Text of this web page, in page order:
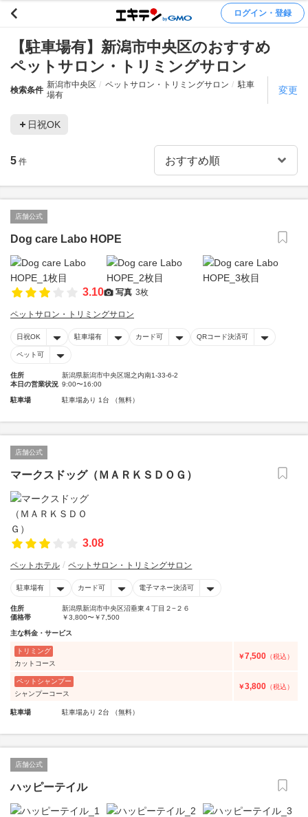
ログイン・登録
【駐車場有】新潟市中央区のおすすめ
ペットサロン・トリミングサロン
検索条件
新潟市中央区 ペットサロン・トリミングサロン
駐車
場有
変更
日祝OK
5 件
店舗公式
Dog care Labo HOPE
3.10 写真 3枚
ペットサロン・トリミングサロン
日祝OK 駐車場有 カード可 QRコード決済可
ペット可
住所
新潟県新潟市中央区堀之内南1-33-6-2
本日の営業状況 9:00〜16:00
駐車場 駐車場あり 1台 （無料）
店舗公式
マークスドッグ（ＭＡＲＫＳＤＯＧ）
3.08
ペットホテル ペットサロン・トリミングサロン
駐車場有 カード可 電子マネー決済可
住所
新潟県新潟市中央区沼垂東４丁目２−２６
価格帯
￥3,800〜￥7,500
主な料金・サービス
トリミング
カットコース
￥7,500 （税込）
ペットシャンプー
シャンプーコース
￥3,800 （税込）
駐車場 駐車場あり 2台 （無料）
店舗公式
ハッピーテイル